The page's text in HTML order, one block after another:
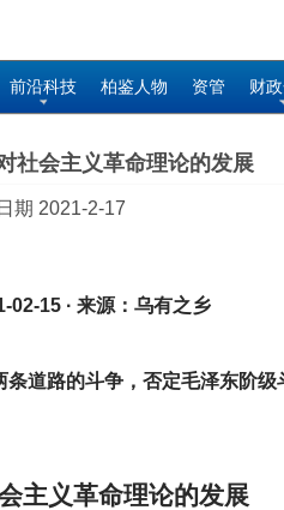
前沿科技 柏鉴人物 资管 财
社会主义革命理论的发展
日期 2021-2-17
02-15 · 来源：乌有之乡
道路的斗争，否定毛泽东阶
主义革命理论的发展